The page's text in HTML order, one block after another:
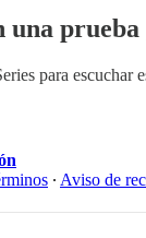
una
para escuchar
∙ Aviso de